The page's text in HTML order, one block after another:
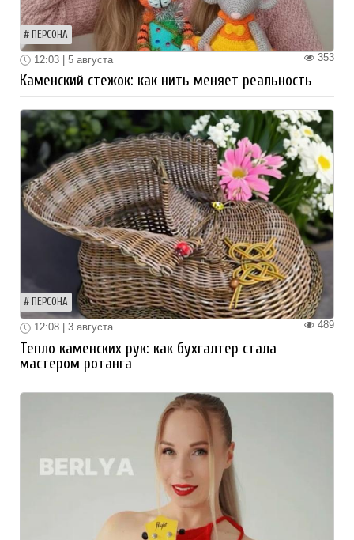
ПЕРСОНА
353
12:03 | 5 августа
Каменский стежок: как нить меняет реальность
ПЕРСОНА
489
12:08 | 3 августа
Тепло каменских рук: как бухгалтер стала
мастером ротанга